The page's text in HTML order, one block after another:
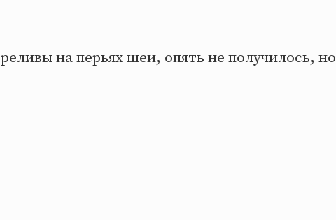
на перьях шеи, опять не получилось, но